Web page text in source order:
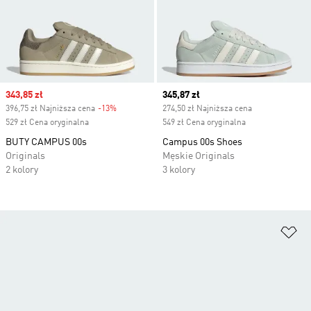
Sale price
343,85 zł
396,75 zł Najniższa cena -13%
529 zł Cena oryginalna
BUTY CAMPUS 00s
Originals
2 kolory
Current price
345,87 zł
274,50 zł Najniższa cena
549 zł Cena oryginalna
Campus 00s Shoes
Męskie Originals
3 kolory